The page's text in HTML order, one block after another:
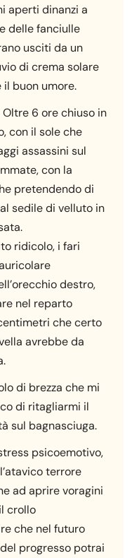
aperti dinanzi a
delle fanciulle
usciti da un
di crema solare
buon umore.
Oltre 6 ore chiuso in
con il sole che
assassini sul
con la
pretendendo di
sedile di velluto in
ridicolo, i fari
destro,
nel reparto
che certo
avrebbe da
di brezza che mi
di ritagliarmi il
sul bagnasciuga.
psicoemotivo,
terrore
ad aprire voragini
crollo
che nel futuro
progresso potrai